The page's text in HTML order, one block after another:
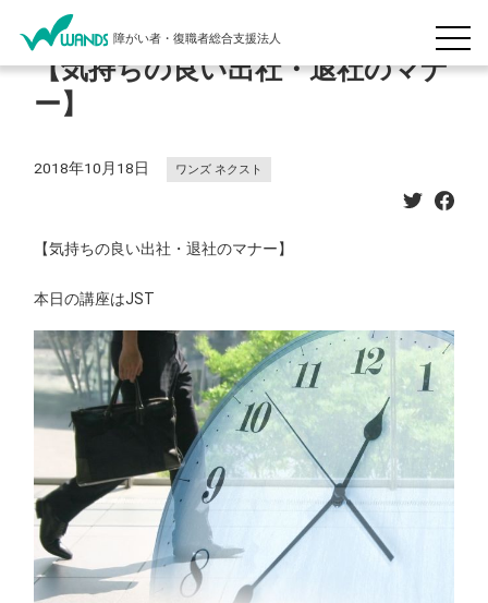
障がい者・復職者総合支援法人
【気持ちの良い出社・退社のマナ
ー】
2018年10月18日 ワンズ ネクスト
【気持ちの良い出社・退社のマナー】
本日の講座はJST